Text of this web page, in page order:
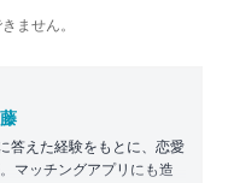
ません。
答えた経験をもとに、恋愛
マッチングアプリにも造